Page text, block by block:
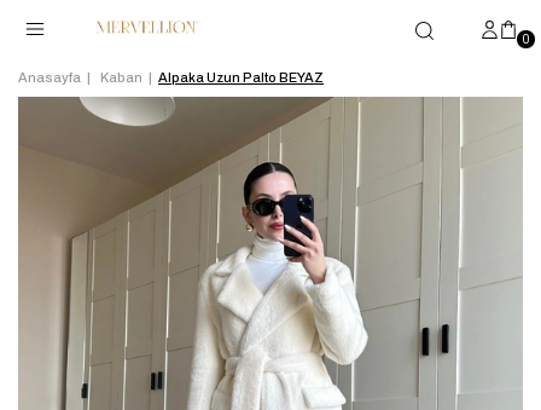
0
Anasayfa Kaban Alpaka Uzun Palto BEYAZ